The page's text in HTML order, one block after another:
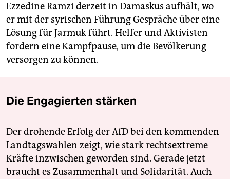
Ezzedine Ramzi derzeit in Damaskus aufhält, wo
er mit der syrischen Führung Gespräche über eine
Lösung für Jarmuk führt. Helfer und Aktivisten
fordern eine Kampfpause, um die Bevölkerung
versorgen zu können.
Die Engagierten stärken
Der drohende Erfolg der AfD bei den kommenden
Landtagswahlen zeigt, wie stark rechtsextreme
Kräfte inzwischen geworden sind. Gerade jetzt
braucht es Zusammenhalt und Solidarität. Auch